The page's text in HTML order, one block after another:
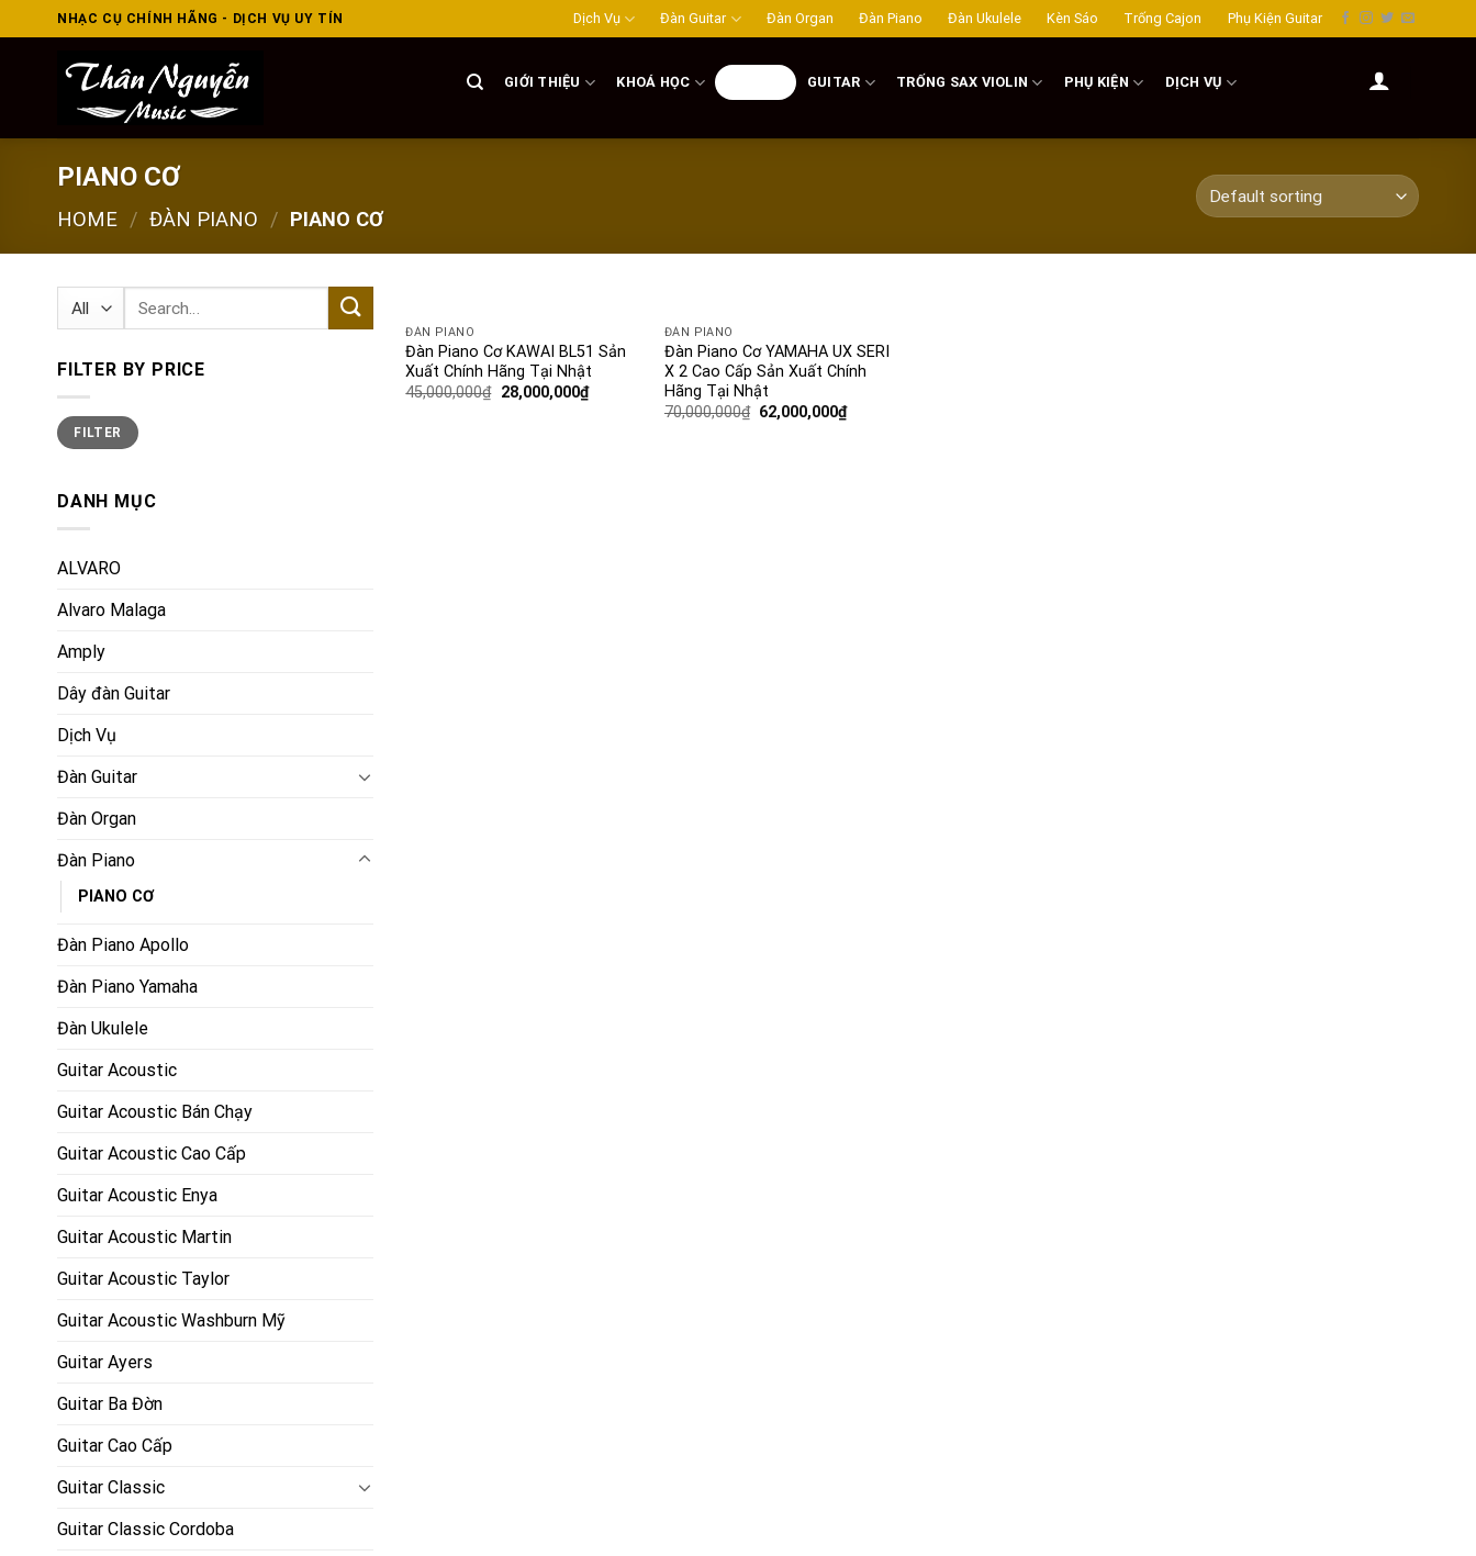
to
NHẠC CỤ CHÍNH HÃNG - DỊCH VỤ UY TÍN Dịch Vụ Đàn Guitar Đàn Organ Đàn Piano Đàn Ukulele Kèn Sáo Trống Cajon Phụ Kiện Guitar
GIỚI THIỆU KHOÁ HỌC GUITAR TRỐNG SAX VIOLIN PHỤ KIỆN DỊCH VỤ
PIANO CƠ
HOME / ĐÀN PIANO / PIANO CƠ
Search
FILTER BY PRICE
Min
price
Max
priceFILTER
DANH MỤC
ALVARO
Alvaro Malaga
Amply
Dây đàn Guitar
Dịch Vụ
Đàn Guitar
Đàn Organ
Đàn Piano
PIANO CƠ
Đàn Piano Apollo
Đàn Piano Yamaha
Đàn Ukulele
Guitar Acoustic
Guitar Acoustic Bán Chạy
Guitar Acoustic Cao Cấp
Guitar Acoustic Enya
Guitar Acoustic Martin
Guitar Acoustic Taylor
Guitar Acoustic Washburn Mỹ
Guitar Ayers
Guitar Ba Đờn
Guitar Cao Cấp
Guitar Classic
Guitar Classic Cordoba
Add to
wishlist
ĐÀN PIANO
Đàn Piano Cơ KAWAI BL51 Sản
Xuất Chính Hãng Tại Nhật
45,000,000₫ 28,000,000₫
Add to
wishlist
ĐÀN PIANO
Đàn Piano Cơ YAMAHA UX SERI
X 2 Cao Cấp Sản Xuất Chính
Hãng Tại Nhật
70,000,000₫ 62,000,000₫